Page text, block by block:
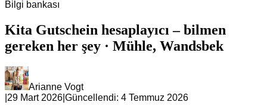
Bilgi bankası
Kita Gutschein hesaplayıcı – bilmen
gereken her şey · Mühle, Wandsbek
Arianne Vogt
29 Mart 2026 Güncellendi: 4 Temmuz 2026